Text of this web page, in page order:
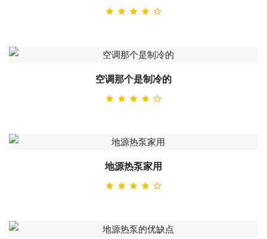
空调那个是制冷的
地源热泵家用